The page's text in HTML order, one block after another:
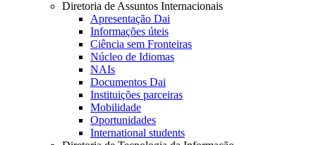
Diretoria de Assuntos Internacionais
Apresentação Dai
Informações úteis
Ciência sem Fronteiras
Núcleo de Idiomas
NAIs
Documentos Dai
Instituições parceiras
Mobilidade
Oportunidades
International students